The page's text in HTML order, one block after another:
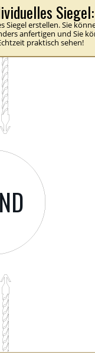
Siegel:
Siegel erstellen. Sie
anfertigen und Sie
praktisch sehen!